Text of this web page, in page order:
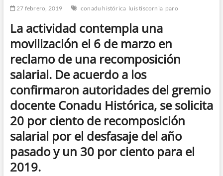
27 febrero, 2019 conadu histórica luis tiscornia paro
La actividad contempla una
movilización el 6 de marzo en
reclamo de una recomposición
salarial. De acuerdo a los
confirmaron autoridades del gremio
docente Conadu Histórica, se solicita
20 por ciento de recomposición
salarial por el desfasaje del año
pasado y un 30 por ciento para el
2019.